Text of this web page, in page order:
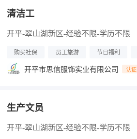
清洁工
开平-翠山湖新区-经验不限-学历不限
购买社保 员工旅游 节日福利
开平市思信服饰实业有限公司 认证
生产文员
开平-翠山湖新区-经验不限-学历不限